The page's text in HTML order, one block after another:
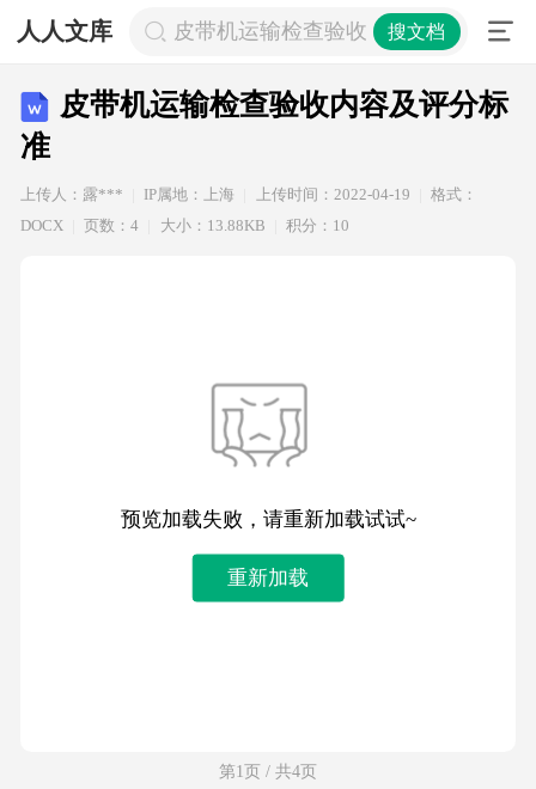
人人文库 皮带机运输检查验收内容及评分标准
搜文档
皮带机运输检查验收内容及评分标
准
上传人：露*** IP属地：上海 上传时间：2022-04-19
格式：
DOCX
页数：4 大小：13.88KB 积分：10
预览加载失败，请重新加载试试~
重新加载
第1页 / 共4页